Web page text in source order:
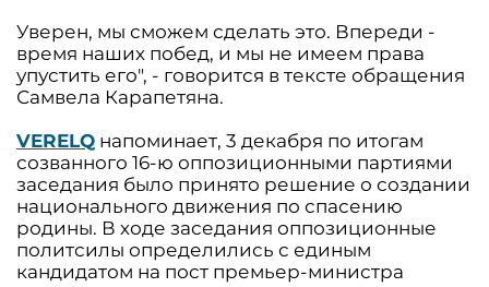
Уверен, мы сможем сделать это. Впереди -
время наших побед, и мы не имеем права
упустить его", - говорится в тексте обращения
Самвела Карапетяна.
VERELQ напоминает, 3 декабря по итогам
созванного 16-ю оппозиционными партиями
заседания было принято решение о создании
национального движения по спасению
родины. В ходе заседания оппозиционные
политсилы определились с единым
кандидатом на пост премьер-министра